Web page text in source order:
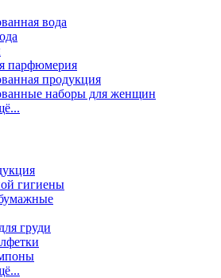
вода
парфюмерия
продукция
наборы для женщин
гигиены
груди